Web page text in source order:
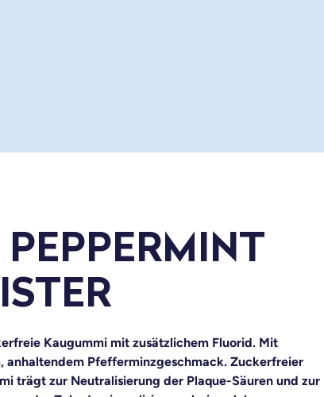
PEPPERMINT
Kaugummi mit zusätzlichem Fluorid. Mit
anhaltendem Pfefferminzgeschmack. Zuckerfreier
trägt zur Neutralisierung der Plaque-Säuren und zur